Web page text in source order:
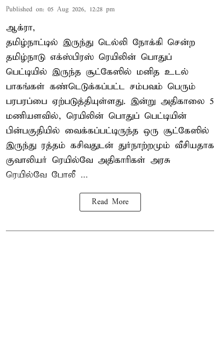
Published on: 05 Aug 2026, 12:28 pm
ஆக்ரா,
தமிழ்நாட்டில் இருந்து டெல்லி நோக்கி சென்ற
தமிழ்நாடு எக்ஸ்பிரஸ் ரெயிலின் பொதுப்
பெட்டியில் இருந்த சூட்கேஸில் மனித உடல்
பாகங்கள் கண்டெடுக்கப்பட்ட சம்பவம் பெரும்
பரபரப்பை ஏற்படுத்தியுள்ளது. இன்று அதிகாலை 5
மணியளவில், ரெயிலின் பொதுப் பெட்டியின்
பின்பகுதியில் வைக்கப்பட்டிருந்த ஒரு சூட்கேஸில்
இருந்து ரத்தம் கசிவதுடன் துர்நாற்றமும் வீசியதாக
குவாலியர் ரெயில்வே அதிகாரிகள் அரசு
ரெயில்வே போலீ ...
Read More